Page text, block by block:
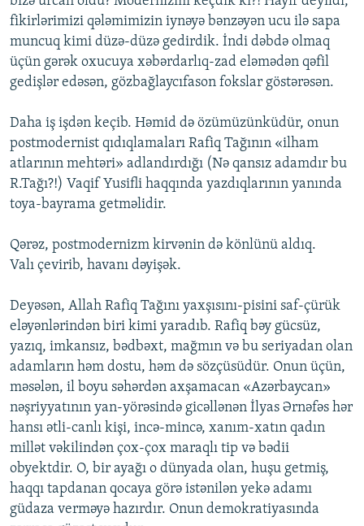
fikirlərimizi qələmimizin iynəyə bənzəyən ucu ilə sapa
muncuq kimi düzə-düzə gedirdik. İndi dəbdə olmaq
üçün gərək oxucuya xəbərdarlıq-zad eləmədən qəfil
gedişlər edəsən, gözbağlaycıfason fokslar göstərəsən.
Daha iş işdən keçib. Həmid də özümüzünküdür, onun
postmodernist qıdıqlamaları Rafiq Tağının «ilham
atlarının mehtəri» adlandırdığı (Nə qansız adamdır bu
R.Tağı?!) Vaqif Yusifli haqqında yazdıqlarının yanında
toya-bayrama getməlidir.
Qərəz, postmodernizm kirvənin də könlünü aldıq.
Valı çevirib, havanı dəyişək.
Deyəsən, Allah Rafiq Tağını yaxşısını-pisini saf-çürük
eləyənlərindən biri kimi yaradıb. Rafiq bəy gücsüz,
yazıq, imkansız, bədbəxt, mağmın və bu seriyadan olan
adamların həm dostu, həm də sözçüsüdür. Onun üçün,
məsələn, il boyu səhərdən axşamacan «Azərbaycan»
nəşriyyatının yan-yörəsində gicəllənən İlyas Ərnəfəs hər
hansı ətli-canlı kişi, incə-mincə, xanım-xatın qadın
millət vəkilindən çox-çox maraqlı tip və bədii
obyektdir. O, bir ayağı o dünyada olan, huşu getmiş,
haqqı tapdanan qocaya görə istənilən yekə adamı
güdaza verməyə hazırdır. Onun demokratiyasında